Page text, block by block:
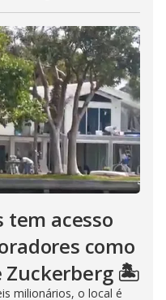
tem acesso
como
Zuckerberg 🏝️
milionários, o local é